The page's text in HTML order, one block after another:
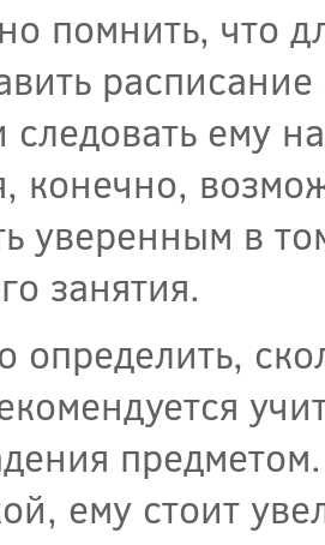
помнить, что
следовать ему
конечно,
уверенным в
занятия.
определить,
ему стоит